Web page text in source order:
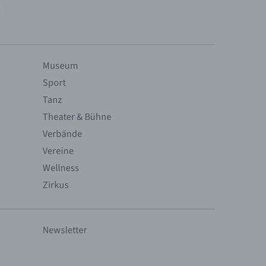
Museum
Sport
Tanz
Theater & Bühne
Verbände
Vereine
Wellness
Zirkus
Newsletter